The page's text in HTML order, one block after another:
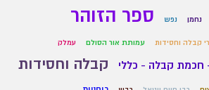
נחמן נפש ספר הזוהר
קבלה וחסידות עמותת אור הסולם עמלק
חכמת קבלה - כללי קבלה וחסידות